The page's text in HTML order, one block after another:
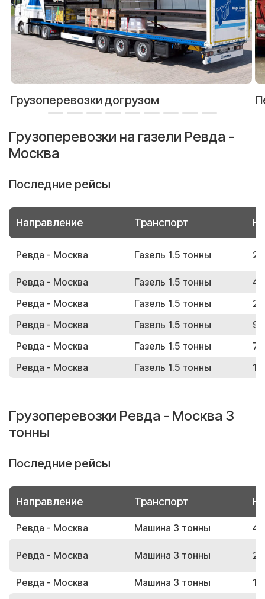
Грузоперевозки догрузом
Грузоперевозки на газели Ревда -
Москва
Последние рейсы
Направление Транспорт
Ревда - Москва Газель 1.5 тонны
Ревда - Москва Газель 1.5 тонны
Ревда - Москва
Газель 1.5 тонны
Ревда - Москва
Газель 1.5 тонны
Ревда - Москва
Газель 1.5 тонны
Ревда - Москва
Газель 1.5 тонны
Грузоперевозки Ревда - Москва 3
тонны
Последние рейсы
Направление Транспорт
Ревда - Москва Машина 3 тонны
Ревда - Москва Машина 3 тонны
Ревда - Москва Машина 3 тонны